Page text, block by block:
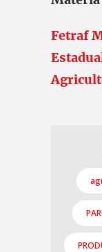
Fetraf